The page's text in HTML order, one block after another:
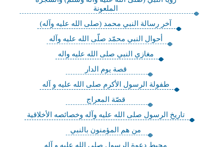
الملعونة
آخر رسالة النبي محمد (صلى الله عليه وآله)
أحوال النبي محمّد صلّى الله عليه وآله
مغازي النبي صلى الله عليه واله
قصة يوم الدار
طفولة الرسول الأكرم صلى الله عليه و آله
قصّة المعراج
تاريخ الرسول صلى الله عليه وآله وخصائصه الأخلاقية
من هم المؤمنون بالنبي
محيط دعوة الرسول صلى الله عليه و آله